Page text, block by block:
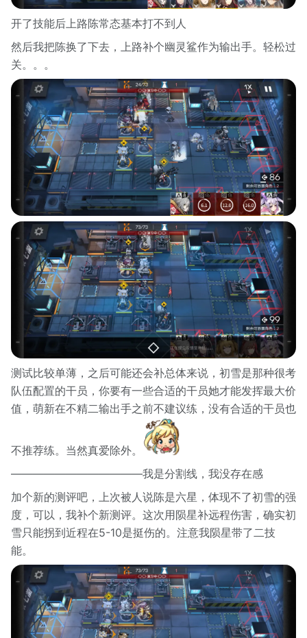
开了技能后上路陈常态基本打不到人
然后我把陈换了下去，上路补个幽灵鲨作为输出手。轻松过
关。。。
测试比较单薄，之后可能还会补总体来说，初雪是那种很考
队伍配置的干员，你要有一些合适的干员她才能发挥最大价
值，萌新在不精二输出手之前不建议练，没有合适的干员也
不推荐练。当然真爱除外。
————————————我是分割线，我没存在感
加个新的测评吧，上次被人说陈是六星，体现不了初雪的强
度，可以，我补个新测评。这次用陨星补远程伤害，确实初
雪只能拐到近程在5-10是挺伤的。注意我陨星带了二技
能。